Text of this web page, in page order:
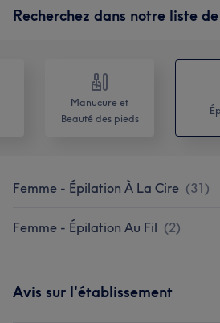
Recherchez dans notre liste
Manucure et
Beauté des pieds
Femme - Épilation À La Cire (31)
Femme - Épilation Au Fil (2)
Avis sur l'établissement